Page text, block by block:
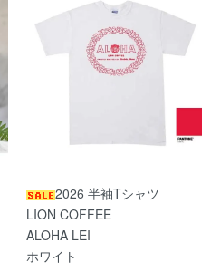
2026 半袖Tシャツ
LION COFFEE
ALOHA LEI
ホワイト